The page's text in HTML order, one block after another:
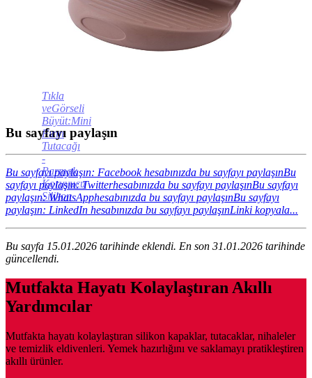
Tıkla
veGörseli
Büyüt:Mini
Fırın
Tutacağı
-
Parmak
Koruyucu
Silikon
Bu sayfayı paylaşın
Bu sayfayı paylaşın: Facebook hesabınızda bu sayfayı paylaşınBu
sayfayı paylaşın: Twitterhesabınızda bu sayfayı paylaşınBu sayfayı
paylaşın: WhatsApphesabınızda bu sayfayı paylaşınBu sayfayı
paylaşın: LinkedIn hesabınızda bu sayfayı paylaşınLinki kopyala...
Bu sayfa 15.01.2026 tarihinde eklendi. En son 31.01.2026 tarihinde
güncellendi.
Mutfakta Hayatı Kolaylaştıran Akıllı
Yardımcılar
Mutfakta hayatı kolaylaştıran silikon kapaklar, tutacaklar, nihaleler
ve temizlik eldivenleri. Yemek hazırlığını ve saklamayı pratikleştiren
akıllı ürünler.